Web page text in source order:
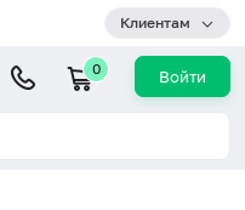
Клиентам
0 Войти